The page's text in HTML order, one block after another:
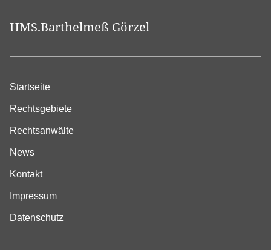
HMS.Barthelmeß Görzel
Startseite
Rechtsgebiete
Rechtsanwälte
News
Kontakt
Impressum
Datenschutz